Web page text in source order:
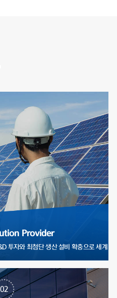
Provider
투자와 최첨단 생산 설비 확충으로
02